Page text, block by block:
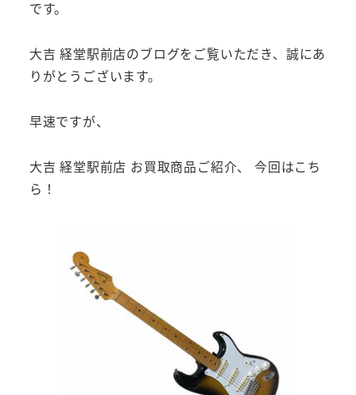
です。
大吉 経堂駅前店のブログをご覧いただき、誠にあ
りがとうございます。
早速ですが、
大吉 経堂駅前店 お買取商品ご紹介、 今回はこち
ら！